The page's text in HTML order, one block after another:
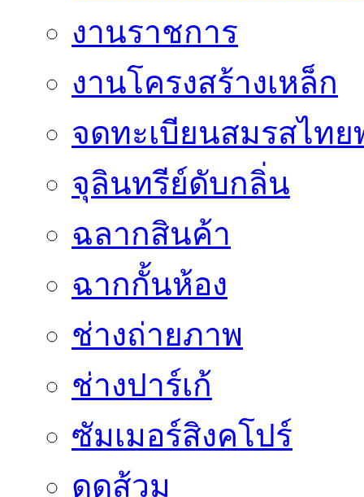
งานราชการ
งานโครงสร้างเหล็ก
จดทะเบียนสมรสไท
จุลินทรีย์ดับกลิ่น
ฉลากสินค้า
ฉากกั้นห้อง
ช่างถ่ายภาพ
ช่างปาร์เก้
ซัมเมอร์สิงคโปร์
ดูดส้วม